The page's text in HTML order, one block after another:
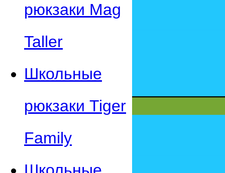
рюкзаки Mag
Taller
Школьные
рюкзаки Tiger
Family